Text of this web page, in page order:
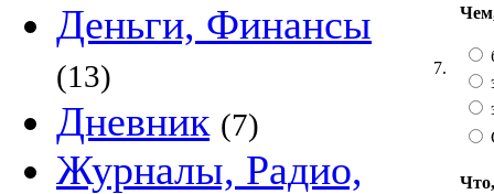
Деньги, Финансы
(13)
Дневник (7)
Журналы, Радио,
7.